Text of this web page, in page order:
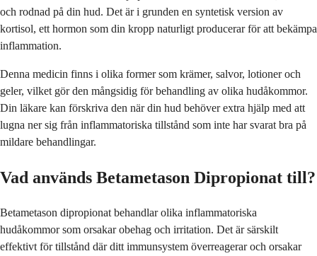
och rodnad på din hud. Det är i grunden en syntetisk version av
kortisol, ett hormon som din kropp naturligt producerar för att bekämpa
inflammation.
Denna medicin finns i olika former som krämer, salvor, lotioner och
geler, vilket gör den mångsidig för behandling av olika hudåkommor.
Din läkare kan förskriva den när din hud behöver extra hjälp med att
lugna ner sig från inflammatoriska tillstånd som inte har svarat bra på
mildare behandlingar.
Vad används Betametason Dipropionat till?
Betametason dipropionat behandlar olika inflammatoriska
hudåkommor som orsakar obehag och irritation. Det är särskilt
effektivt för tillstånd där ditt immunsystem överreagerar och orsakar